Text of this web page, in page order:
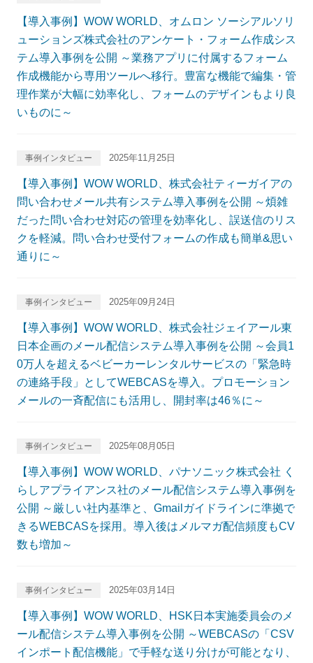
【導入事例】WOW WORLD、オムロン ソーシアルソリ
ューションズ株式会社のアンケート・フォーム作成シス
テム導入事例を公開 ～業務アプリに付属するフォーム
作成機能から専用ツールへ移行。豊富な機能で編集・管
理作業が大幅に効率化し、フォームのデザインもより良
いものに～
事例インタビュー 2025年11月25日
【導入事例】WOW WORLD、株式会社ティーガイアの
問い合わせメール共有システム導入事例を公開 ～煩雑
だった問い合わせ対応の管理を効率化し、誤送信のリス
クを軽減。問い合わせ受付フォームの作成も簡単&思い
通りに～
事例インタビュー 2025年09月24日
【導入事例】WOW WORLD、株式会社ジェイアール東
日本企画のメール配信システム導入事例を公開 ～会員1
0万人を超えるベビーカーレンタルサービスの「緊急時
の連絡手段」としてWEBCASを導入。プロモーション
メールの一斉配信にも活用し、開封率は46％に～
事例インタビュー 2025年08月05日
【導入事例】WOW WORLD、パナソニック株式会社 く
らしアプライアンス社のメール配信システム導入事例を
公開 ～厳しい社内基準と、Gmailガイドラインに準拠で
きるWEBCASを採用。導入後はメルマガ配信頻度もCV
数も増加～
事例インタビュー 2025年03月14日
【導入事例】WOW WORLD、HSK日本実施委員会のメ
ール配信システム導入事例を公開 ～WEBCASの「CSV
インポート配信機能」で手軽な送り分けが可能となり、